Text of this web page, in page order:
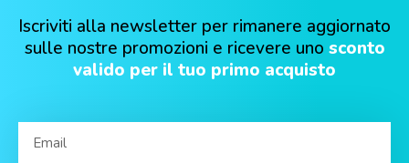
Iscriviti alla newsletter per rimanere aggiornato
sulle nostre promozioni e ricevere uno sconto
valido per il tuo primo acquisto